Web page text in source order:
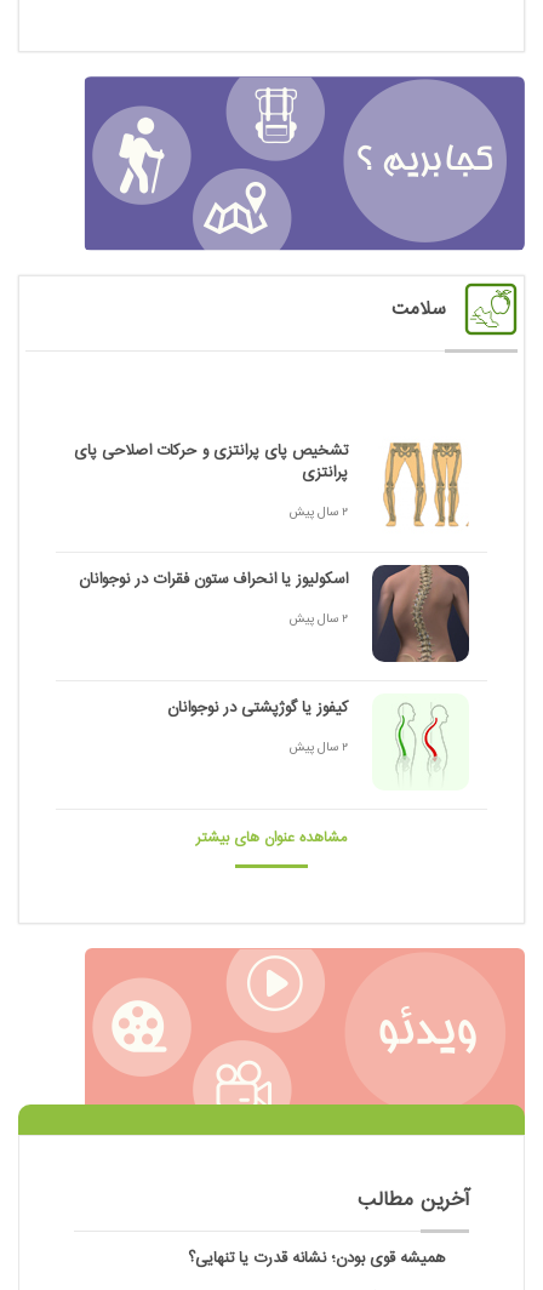
سلامت
تشخیص پای پرانتزی و حرکات اصلاحی پای
پرانتزی
2 سال پیش
اسکولیوز یا انحراف ستون فقرات در نوجوانان
2 سال پیش
کیفوز یا گوژپشتی در نوجوانان
2 سال پیش
مشاهده عنوان های بیشتر
آخرین مطالب
همیشه قوی بودن؛ نشانه قدرت یا تنهایی؟